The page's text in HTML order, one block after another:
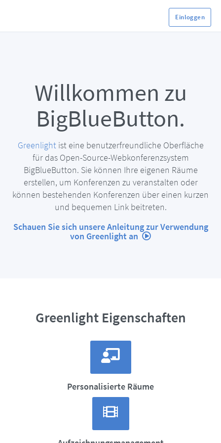
Einloggen
Willkommen zu
BigBlueButton.
Greenlightist eine benutzerfreundliche Oberfläche
für das Open-Source-Webkonferenzsystem
BigBlueButton. Sie können Ihre eigenen Räume
erstellen, um Konferenzen zu veranstalten oder
können bestehenden Konferenzen über einen kurzen
und bequemen Link beitreten.
Schauen Sie sich unsere Anleitung zur Verwendung
von Greenlight an
Greenlight Eigenschaften
Personalisierte Räume